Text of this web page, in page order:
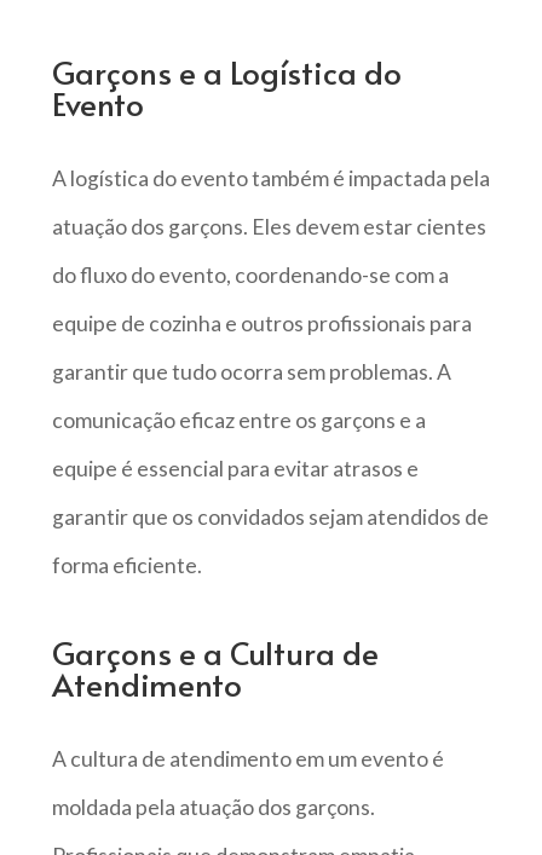
Garçons e a Logística do
Evento
A logística do evento também é impactada pela
atuação dos garçons. Eles devem estar cientes
do fluxo do evento, coordenando-se com a
equipe de cozinha e outros profissionais para
garantir que tudo ocorra sem problemas. A
comunicação eficaz entre os garçons e a
equipe é essencial para evitar atrasos e
garantir que os convidados sejam atendidos de
forma eficiente.
Garçons e a Cultura de
Atendimento
A cultura de atendimento em um evento é
moldada pela atuação dos garçons.